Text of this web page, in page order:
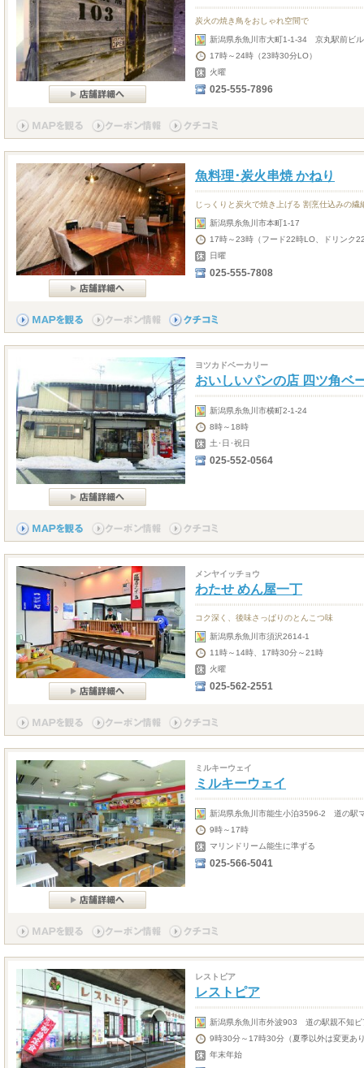
炭火の焼き鳥をおしゃれ空間で
新潟県糸魚川市大町1-1-34 京丸駅前ビ
17時～24時（23時30分LO）
火曜
025-555-7896
魚料理･炭火串焼 かねり
じっくりと炭火で焼き上げる 割烹仕込みの繊
新潟県糸魚川市本町1-17
17時～23時（フード22時LO、ドリンク
日曜
025-555-7808
ヨツカドベーカリー
おいしいパンの店 四ツ角ベ
新潟県糸魚川市横町2-1-24
8時～18時
土･日･祝日
025-552-0564
メンヤイッチョウ
わたせ めん屋一丁
コク深く、後味さっぱりのとんこつ味
新潟県糸魚川市須沢2614-1
11時～14時、17時30分～21時
火曜
025-562-2551
ミルキーウェイ
ミルキーウェイ
新潟県糸魚川市能生小泊3596-2 道の駅
9時～17時
マリンドリーム能生に準ずる
025-566-5041
レストピア
レストピア
新潟県糸魚川市外波903 道の駅親不知ピ
9時30分～17時30分（夏季以外は変更あ
年末年始